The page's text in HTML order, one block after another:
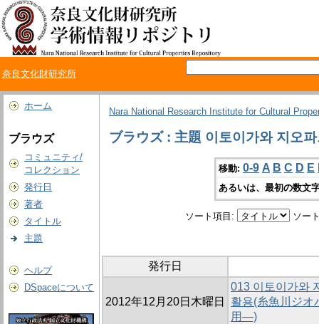
奈良文化財研究所
ホーム
ブラウズ
コミュニティ/
コレクション
発行日
著者
タイトル
主題
ヘルプ
DSpaceについて
Nara National Research Institute for Cultural
ブラウズ : 主題 이토이가와 지오
移動: 0-9 A B C D E
あるいは、最初の数文
ソート項目: ソー
発行日
2012年12月20日木曜日
013 이토이가와
활용(糸魚川ジ
用―)